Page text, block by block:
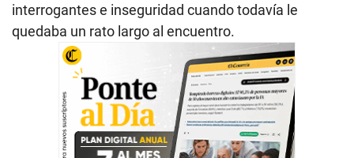
interrogantes e inseguridad cuando todavía le
quedaba un rato largo al encuentro.